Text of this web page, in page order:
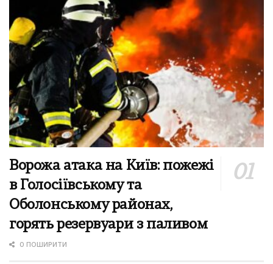
Ворожа атака на Київ: пожежі
в Голосіївському та
Оболонському районах,
горять резервуари з паливом
0 ПОШИРИТИ